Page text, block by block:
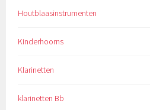
Houtblaasinstrumenten
Kinderhoorns
Klarinetten
klarinetten Bb